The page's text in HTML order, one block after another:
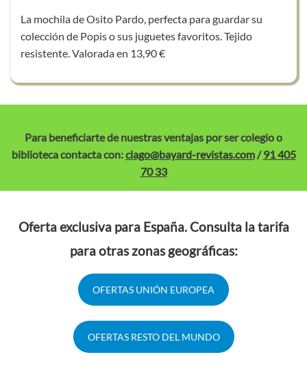
La mochila de Osito Pardo, perfecta para guardar su
colección de Popis o sus juguetes favoritos. Tejido
resistente. Valorada en 13,90 €
Para beneficiarte de nuestras ventajas por ser colegio o
biblioteca contacta con:clago@bayard-revistas.com/91 405
70 33
Oferta exclusiva para España. Consulta la tarifa
para otras zonas geográficas:
OFERTAS UNIÓN EUROPEA
OFERTAS RESTO DEL MUNDO